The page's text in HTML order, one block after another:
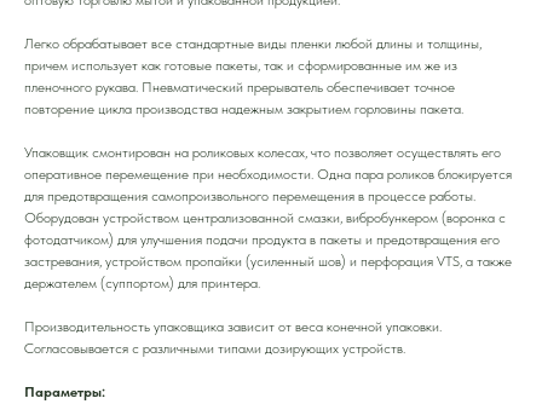
Легко обрабатывает все стандартные виды пленки любой длины и толщины,
причем использует как готовые пакеты, так и сформированные им же из
пленочного рукава. Пневматический прерыватель обеспечивает точное
повторение цикла производства надежным закрытием горловины пакета.
Упаковщик смонтирован на роликовых колесах, что позволяет осуществлять его
оперативное перемещение при необходимости. Одна пара роликов блокируется
для предотвращения самопроизвольного перемещения в процессе работы.
Оборудован устройством централизованной смазки, вибробункером (воронка с
фотодатчиком) для улучшения подачи продукта в пакеты и предотвращения его
застревания, устройством пропайки (усиленный шов) и перфорация VTS, а также
держателем (суппортом) для принтера.
Производительность упаковщика зависит от веса конечной упаковки.
Согласовывается с различными типами дозирующих устройств.
Параметры: